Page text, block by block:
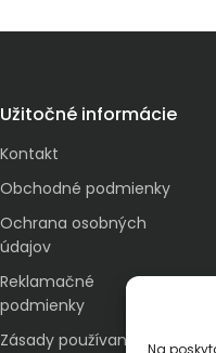
Na
Užitočné informácie
Kontakt
Obchodné podmienky
Ochrana osobných
údajov
Reklamačné
podmienky
Zásady používania